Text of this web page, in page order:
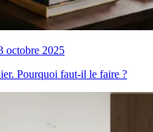
octobre 2025
Pourquoi faut-il le faire ?